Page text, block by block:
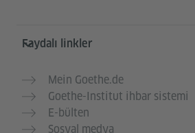
Faydalı linkler
Mein Goethe.de
Goethe-Institut ihbar sistemi
E-bülten
Sosyal medya